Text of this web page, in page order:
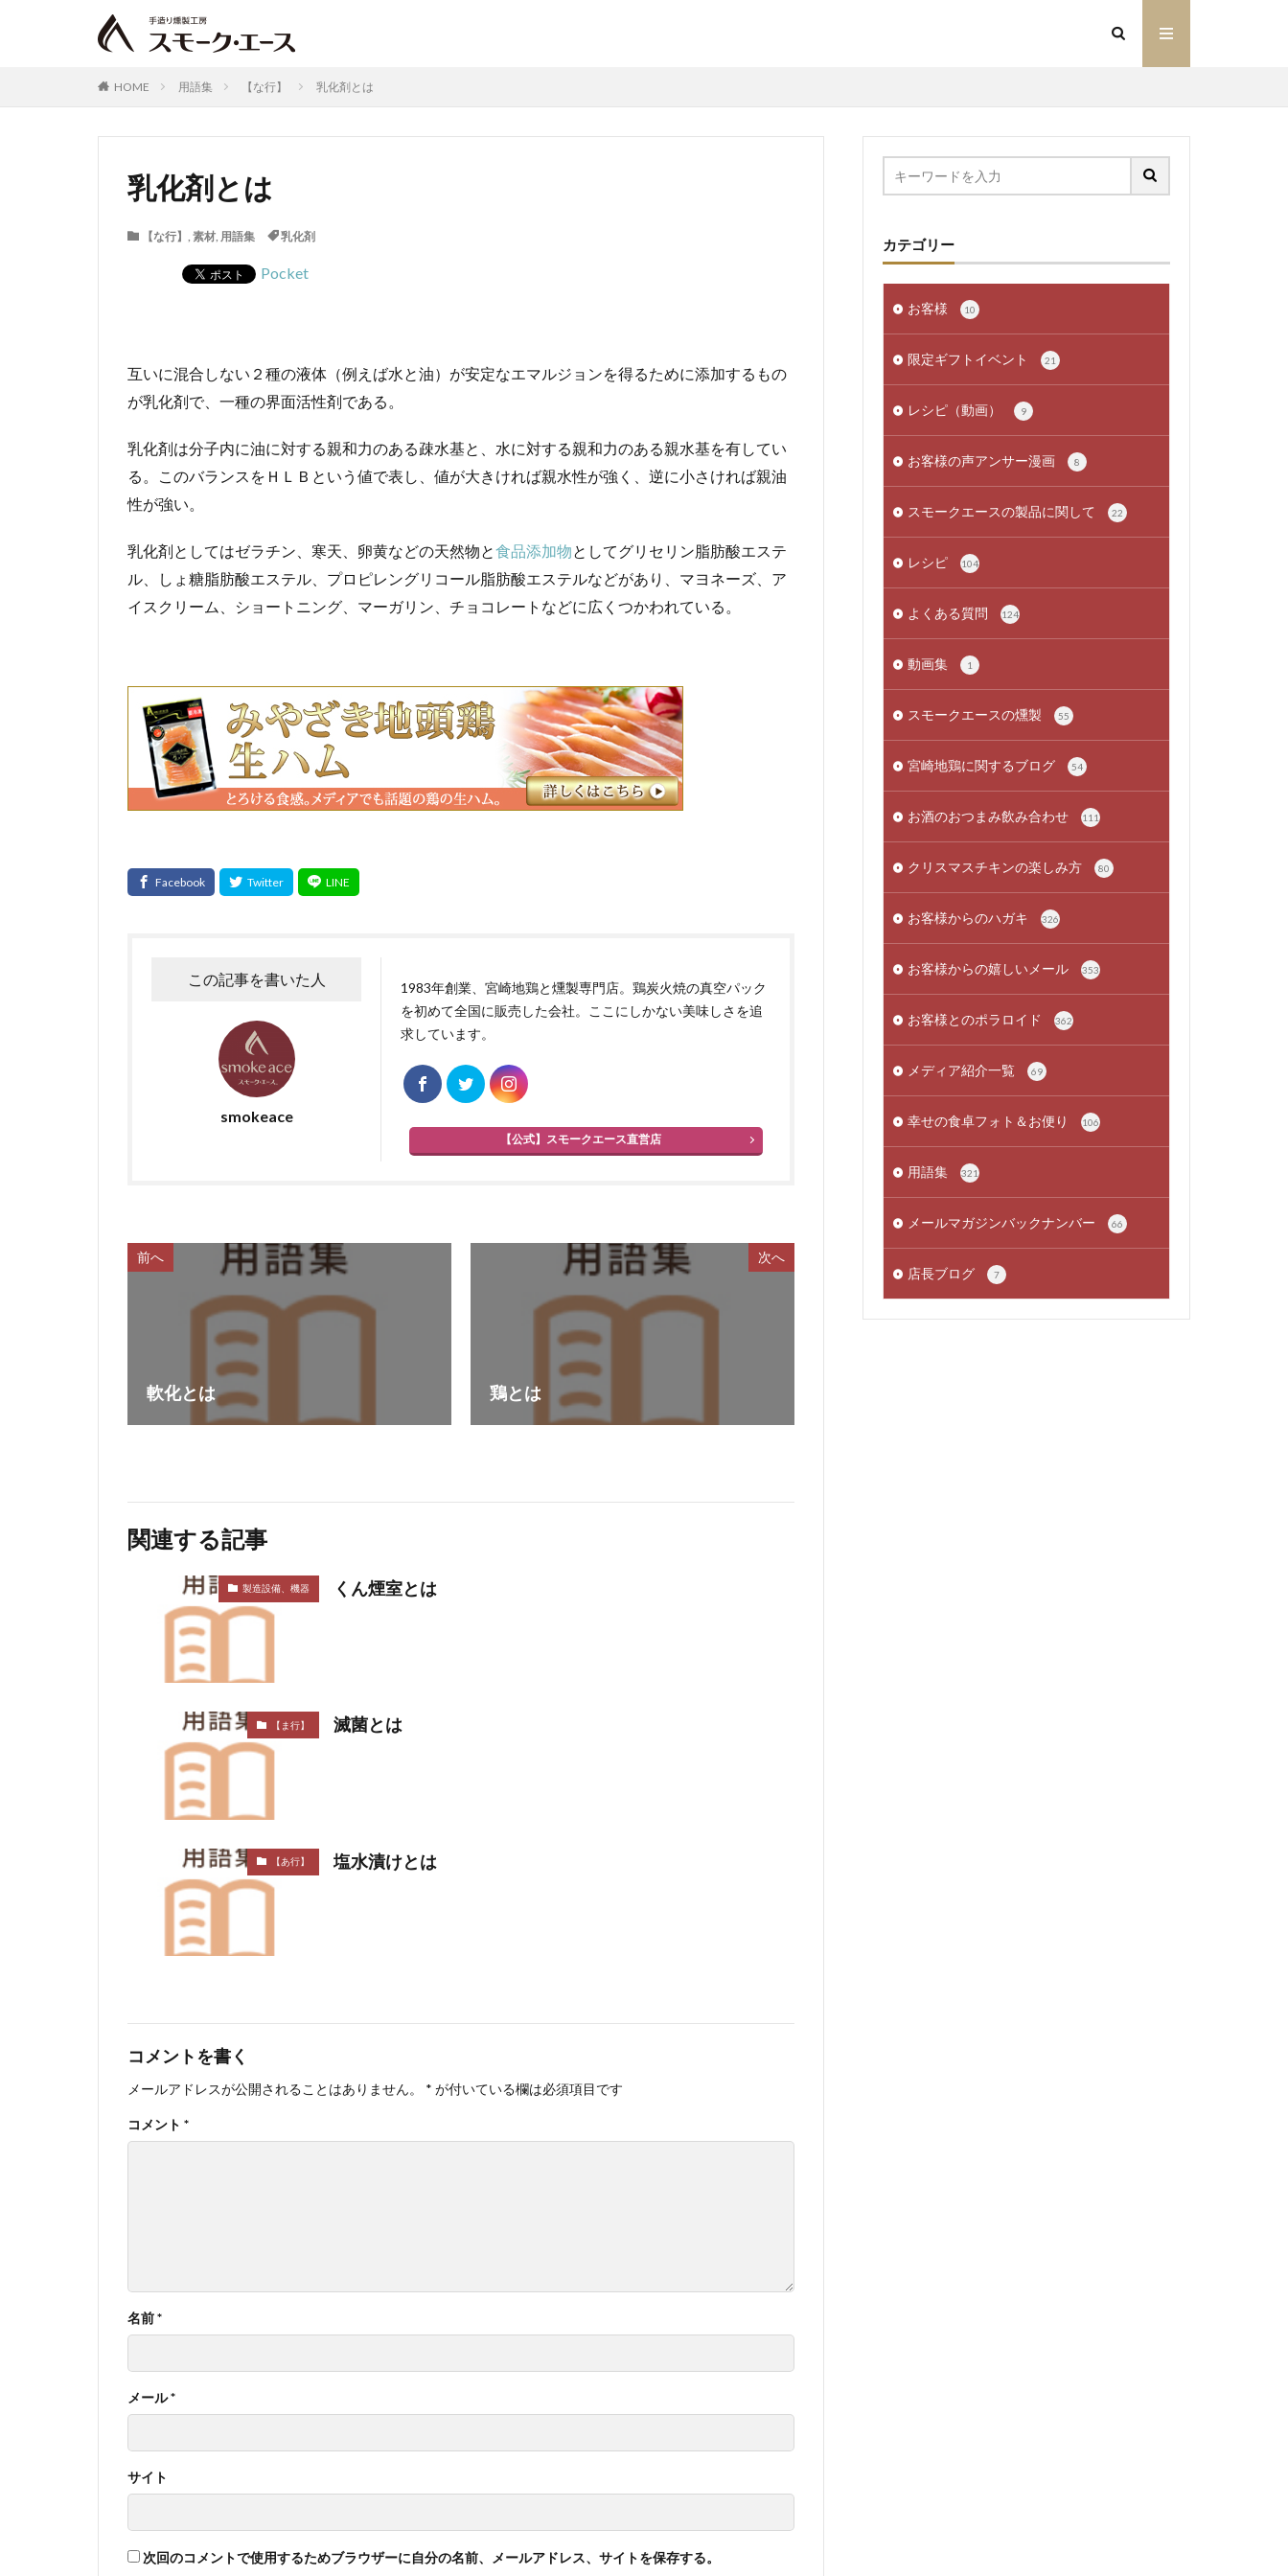
HOME 用語集 【な行】 乳化剤とは
乳化剤とは
【な行】 , 素材, 用語集 乳化剤
Pocket
互いに混合しない２種の液体（例えば水と油）が安定なエマルジョンを得るために添加するもの
が乳化剤で、一種の界面活性剤である。
乳化剤は分子内に油に対する親和力のある疎水基と、水に対する親和力のある親水基を有してい
る。このバランスをＨＬＢという値で表し、値が大きければ親水性が強く、逆に小さければ親油
性が強い。
乳化剤としてはゼラチン、寒天、卵黄などの天然物と食品添加物としてグリセリン脂肪酸エステ
ル、しょ糖脂肪酸エステル、プロピレングリコール脂肪酸エステルなどがあり、マヨネーズ、ア
イスクリーム、ショートニング、マーガリン、チョコレートなどに広くつかわれている。
この記事を書いた人
smokeace
1983年創業、宮崎地鶏と燻製専門店。鶏炭火焼の真空パック
を初めて全国に販売した会社。ここにしかない美味しさを追
求しています。
【公式】スモークエース直営店
前へ
軟化とは
次へ
鶏とは
関連する記事
製造設備、機器 くん煙室とは
【ま行】 滅菌とは
【あ行】 塩水漬けとは
コメントを書く
メールアドレスが公開されることはありません。 * が付いている欄は必須項目です
コメント *
名前*
メール*
サイト
次回のコメントで使用するためブラウザーに自分の名前、メールアドレス、サイトを保存する。
カテゴリー
お客様 10
限定ギフトイベント 21
レシピ（動画） 9
お客様の声アンサー漫画 8
スモークエースの製品に関して 22
レシピ 104
よくある質問 124
動画集 1
スモークエースの燻製 55
宮崎地鶏に関するブログ 54
お酒のおつまみ飲み合わせ 111
クリスマスチキンの楽しみ方 80
お客様からのハガキ 326
お客様からの嬉しいメール 353
お客様とのポラロイド 362
メディア紹介一覧 69
幸せの食卓フォト＆お便り 106
用語集 321
メールマガジンバックナンバー 66
店長ブログ 7